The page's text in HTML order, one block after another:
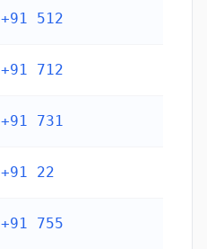
+91 512
+91 712
+91 731
+91 22
+91 755